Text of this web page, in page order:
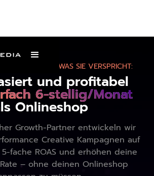
DIE HÄLT, WAS SIE VERSPRICHT:
und profitabel
6-stellig/Monat
Onlineshop
Growth-Partner entwickeln wir
Creative Kampagnen auf
fache ROAS und erhöhen deine
– ohne deinen Onlineshop